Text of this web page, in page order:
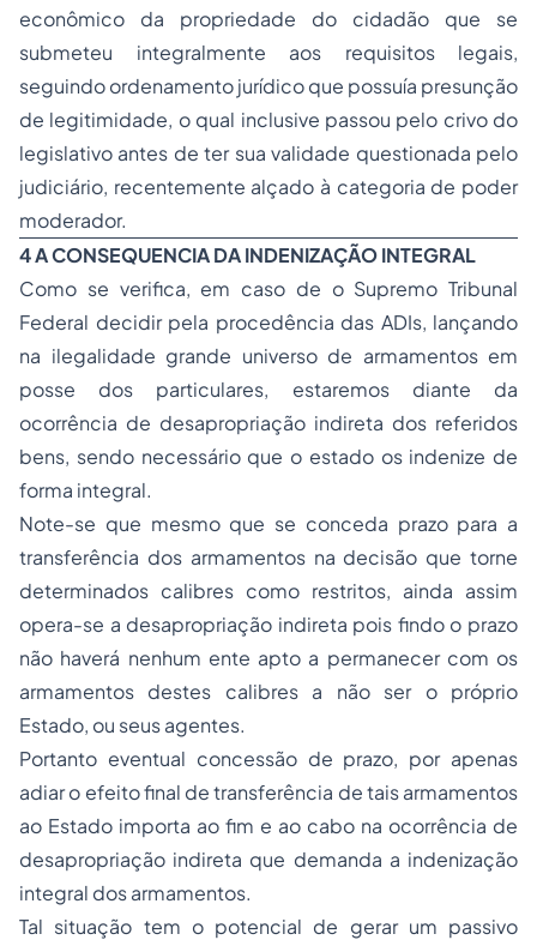
econômico da propriedade do cidadão que se
submeteu integralmente aos requisitos legais,
seguindo ordenamento jurídico que possuía presunção
de legitimidade, o qual inclusive passou pelo crivo do
legislativo antes de ter sua validade questionada pelo
judiciário, recentemente alçado à categoria de poder
moderador.
4 A CONSEQUENCIA DA INDENIZAÇÃO INTEGRAL
Como se verifica, em caso de o Supremo Tribunal
Federal decidir pela procedência das ADIs, lançando
na ilegalidade grande universo de armamentos em
posse dos particulares, estaremos diante da
ocorrência de desapropriação indireta dos referidos
bens, sendo necessário que o estado os indenize de
forma integral.
Note-se que mesmo que se conceda prazo para a
transferência dos armamentos na decisão que torne
determinados calibres como restritos, ainda assim
opera-se a desapropriação indireta pois findo o prazo
não haverá nenhum ente apto a permanecer com os
armamentos destes calibres a não ser o próprio
Estado, ou seus agentes.
Portanto eventual concessão de prazo, por apenas
adiar o efeito final de transferência de tais armamentos
ao Estado importa ao fim e ao cabo na ocorrência de
desapropriação indireta que demanda a indenização
integral dos armamentos.
Tal situação tem o potencial de gerar um passivo